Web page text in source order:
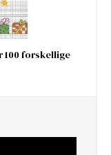
forskellige